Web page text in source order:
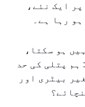
ایک نئے،
رہا ہے۔
ہو سکتا،
ہم پتلی کی حد
بیٹری اور